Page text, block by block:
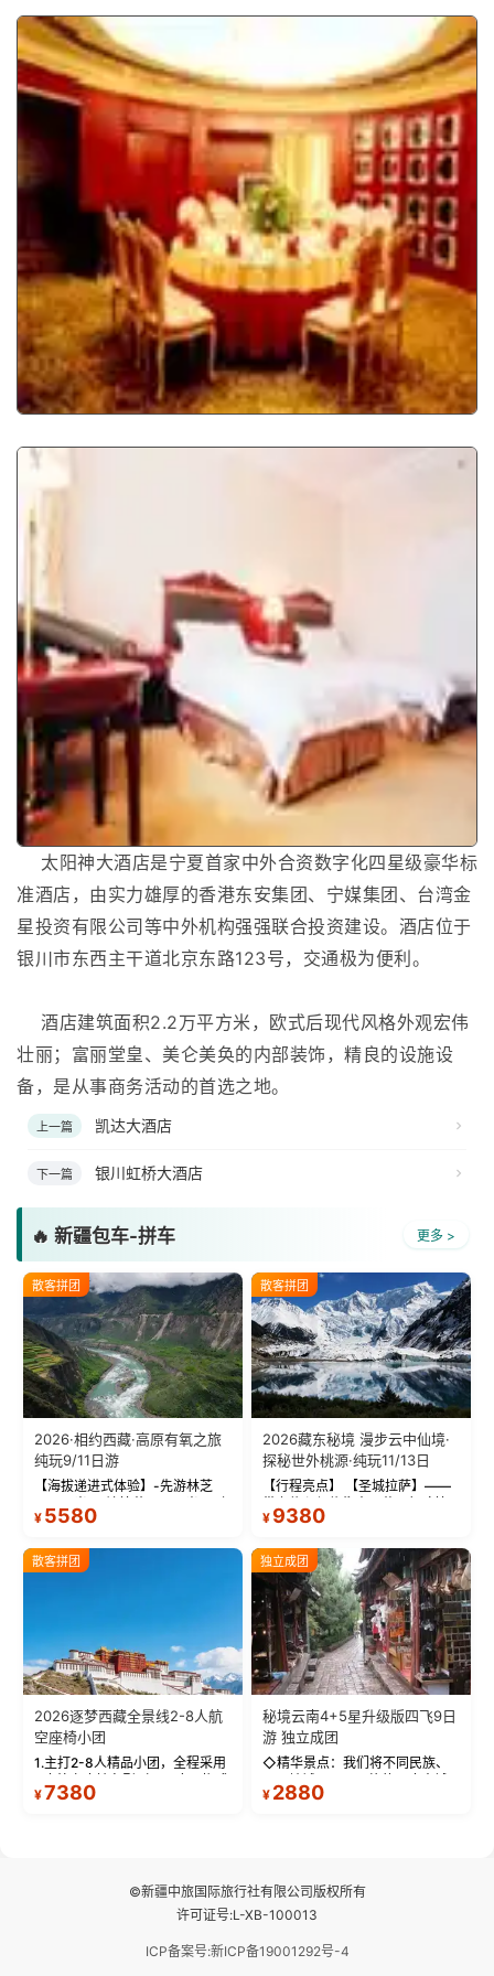
太阳神大酒店是宁夏首家中外合资数字化四星级豪华标
准酒店，由实力雄厚的香港东安集团、宁媒集团、台湾金
星投资有限公司等中外机构强强联合投资建设。酒店位于
银川市东西主干道北京东路123号，交通极为便利。
酒店建筑面积2.2万平方米，欧式后现代风格外观宏伟
壮丽；富丽堂皇、美仑美奂的内部装饰，精良的设施设
备，是从事商务活动的首选之地。
上一篇 凯达大酒店
下一篇 银川虹桥大酒店
🔥 新疆包车-拼车 更多 >
散客拼团
2026·相约西藏·高原有氧之旅
纯玩9/11日游
【海拔递进式体验】-先游林芝
(2900米)再访拉萨(3650米)，亲
测 99%游客零高反 。 【贴心保
反根本不是事儿 ！ 【无人机航
拍】-雪山/圣湖/...
¥ 5580
散客拼团
2026藏东秘境 漫步云中仙境·
探秘世外桃源·纯玩11/13日
【行程亮点】 【圣城拉萨】——
带上信心与信仰去西藏，行吟拉
萨，感受这座城与生俱来的与众
城堡寺院于一体的宏伟建筑，是
西藏最完整的古代...
¥ 9380
散客拼团
2026逐梦西藏全景线2-8人航
空座椅小团
1.主打2-8人精品小团，全程采用
座舱），提供VIP级别的舒适出行
¥7380
独立成团
秘境云南4+5星升级版四飞9日
游 独立成团
◇精华景点：我们将不同民族、
—【大理古城、丽江古城、香格
¥ 2880
©新疆中旅国际旅行社有限公司版权所有
许可证号:L-XB-100013
ICP备案号:新ICP备19001292号-4